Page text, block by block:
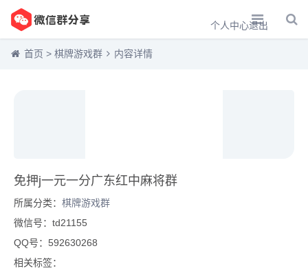
个人中心退出
首页 > 棋牌游戏群 内容详情
免押j一元一分广东红中麻将群
所属分类： 棋牌游戏群
微信号：td21155
QQ号：592630268
相关标签：